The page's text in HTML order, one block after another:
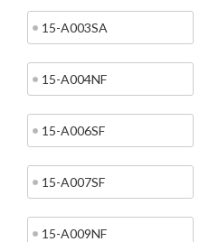
15-A003SA
15-A004NF
15-A006SF
15-A007SF
15-A009NF